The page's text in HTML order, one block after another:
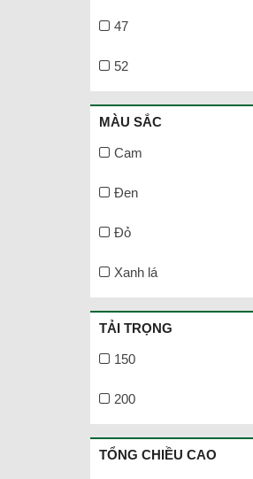
47
52
MÀU SẮC
Cam
Đen
Đỏ
Xanh lá
TẢI TRỌNG
150
200
TỔNG CHIỀU CAO